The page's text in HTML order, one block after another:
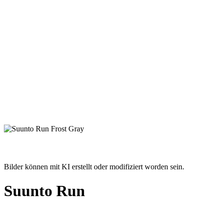
Bilder können mit KI erstellt oder modifiziert worden sein.
Suunto Run